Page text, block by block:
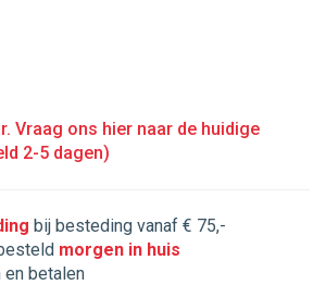
Vraag ons hier naar de huidige
2-5 dagen)
bij besteding vanaf € 75,-
morgen in huis
betalen